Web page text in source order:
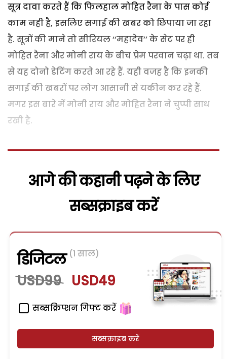
सूत्र दावा करते हैं कि फिलहाल मोहित रैना के पास कोई
काम नही है, इसलिए सगाई की खबर को छिपाया जा रहा
है. सूत्रों की माने तो सीरियल ‘‘महादेव’’ के सेट पर ही
मोहित रैना और मोनी राय के बीच प्रेम परवान चढ़ा था. तब
से यह दोनो डेटिंग करते आ रहे हैं. यही वजह है कि इनकी
सगाई की खबरों पर लोग आसानी से यकीन कर रहे हैं.
मगर इस बारे में मोनी राय और मोहित रैना ने चुप्पी साध
रखी है.
आगे की कहानी पढ़ने के लिए
सब्सक्राइब करें
डिजिटल (1 साल)
USD99 USD49
सब्सक्रिप्शन गिफ्ट करें
सब्सक्राइब करें